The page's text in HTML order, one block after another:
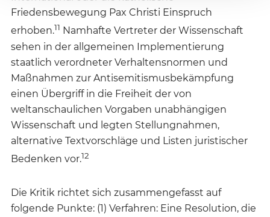
Friedensbewegung Pax Christi Einspruch
erhoben.11 Namhafte Vertreter der Wissenschaft
sehen in der allgemeinen Implementierung
staatlich verordneter Verhaltensnormen und
Maßnahmen zur Antisemitismusbekämpfung
einen Übergriff in die Freiheit der von
weltanschaulichen Vorgaben unabhängigen
Wissenschaft und legten Stellungnahmen,
alternative Textvorschläge und Listen juristischer
Bedenken vor.12
Die Kritik richtet sich zusammengefasst auf
folgende Punkte: (1) Verfahren: Eine Resolution, die